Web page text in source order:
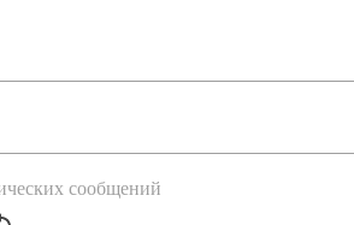
сообщений